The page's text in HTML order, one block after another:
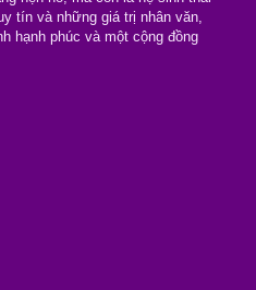
tín và những giá trị nhân văn,
hạnh phúc và một cộng đồng